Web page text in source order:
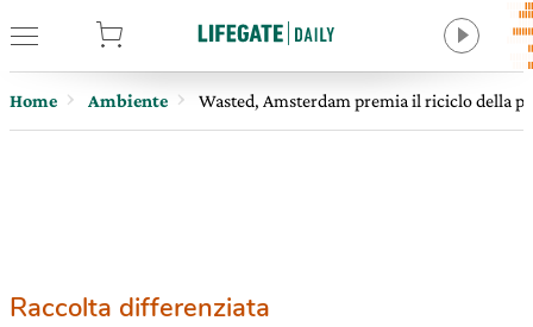
Home Ambiente Wasted, Amsterdam premia il riciclo della
Raccolta differenziata